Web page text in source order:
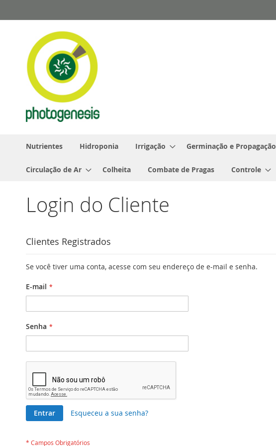
para
conteúdo
Nutrientes Hidroponia Irrigação Germinação e Propagação
Circulação de Ar Colheita Combate de Pragas Controle
Login do Cliente
Clientes Registrados
Se você tiver uma conta, acesse com seu endereço de e-mail e senha.
E-mail
Senha
Entrar Esqueceu a sua senha?